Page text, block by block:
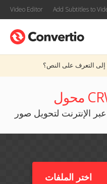
Video Editor Add Subtitles to
إلى التعرف على النص؟
اختر الملفات